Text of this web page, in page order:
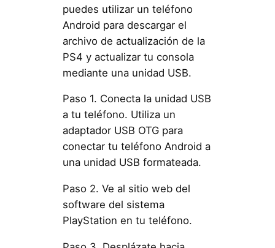
puedes utilizar un teléfono
Android para descargar el
archivo de actualización de la
PS4 y actualizar tu consola
mediante una unidad USB.
Paso 1. Conecta la unidad USB
a tu teléfono. Utiliza un
adaptador USB OTG para
conectar tu teléfono Android a
una unidad USB formateada.
Paso 2. Ve al sitio web del
software del sistema
PlayStation en tu teléfono.